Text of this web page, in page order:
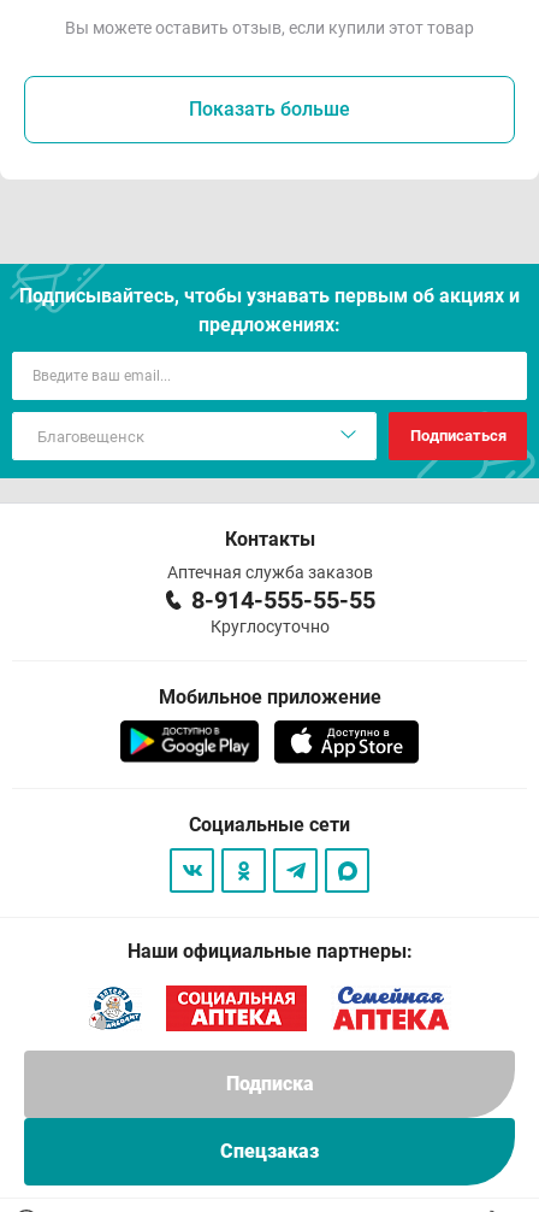
Подписка
Спецзаказ
Вы можете оставить отзыв, если купили этот товар
Показать больше
Подписывайтесь, чтобы узнавать первым об акцияx и
предложениях:
Подписаться
Контакты
Аптечная служба заказов
8-914-555-55-55
Круглосуточно
Мобильное приложение
Социальные сети
Наши официальные партнеры: